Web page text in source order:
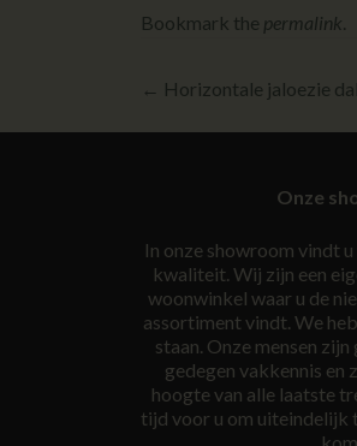
Bookmark the permalink.
← Horizontale jaloezie
Onze
In onze showroom vindt
kwaliteit. Wij zijn een
woonwinkel waar u de
assortiment vindt. We
staan. Onze mensen
gedegen vakkennis en
hoogte van alle laatste
tijd voor u om uiteindelijk